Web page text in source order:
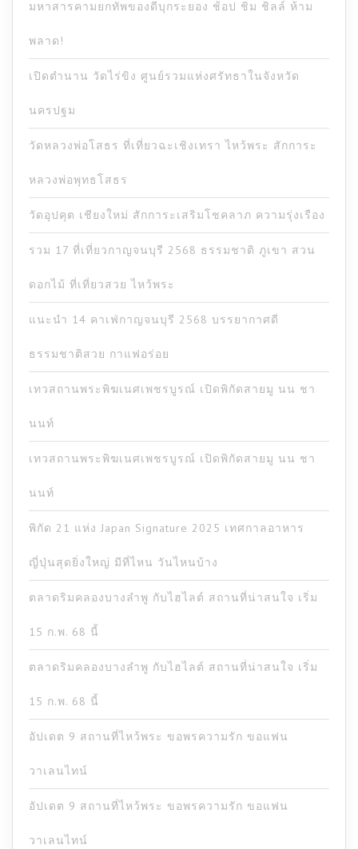
มหาสารคามยกทัพของดีบุกระยอง ช้อป ชิม ชิลล์ ห้าม
พลาด!
เปิดตำนาน วัดไร่ขิง ศูนย์รวมแห่งศรัทธาในจังหวัด
นครปฐม
วัดหลวงพ่อโสธร ที่เที่ยวฉะเชิงเทรา ไหว้พระ สักการะ
หลวงพ่อพุทธโสธร
วัดอุปคุต เชียงใหม่ สักการะเสริมโชคลาภ ความรุ่งเรือง
รวม 17 ที่เที่ยวกาญจนบุรี 2568 ธรรมชาติ ภูเขา สวน
ดอกไม้ ที่เที่ยวสวย ไหว้พระ
แนะนำ 14 คาเฟ่กาญจนบุรี 2568 บรรยากาศดี
ธรรมชาติสวย กาแฟอร่อย
เทวสถานพระพิฆเนศเพชรบูรณ์ เปิดพิกัดสายมู นน ชา
นนท์
เทวสถานพระพิฆเนศเพชรบูรณ์ เปิดพิกัดสายมู นน ชา
นนท์
พิกัด 21 แห่ง Japan Signature 2025 เทศกาลอาหาร
ญี่ปุ่นสุดยิ่งใหญ่ มีที่ไหน วันไหนบ้าง
ตลาดริมคลองบางลำพู กับไฮไลต์ สถานที่น่าสนใจ เริ่ม
15 ก.พ. 68 นี้
ตลาดริมคลองบางลำพู กับไฮไลต์ สถานที่น่าสนใจ เริ่ม
15 ก.พ. 68 นี้
อัปเดต 9 สถานที่ไหว้พระ ขอพรความรัก ขอแฟน
วาเลนไทน์
อัปเดต 9 สถานที่ไหว้พระ ขอพรความรัก ขอแฟน
วาเลนไทน์